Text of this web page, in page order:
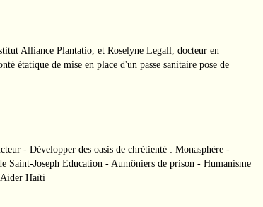
Alliance Plantatio, et Roselyne Legall, docteur en
étatique de mise en place d'un passe sanitaire pose de
- Développer des oasis de chrétienté : Monasphère -
Saint-Joseph Education - Aumôniers de prison - Humanisme
Haïti